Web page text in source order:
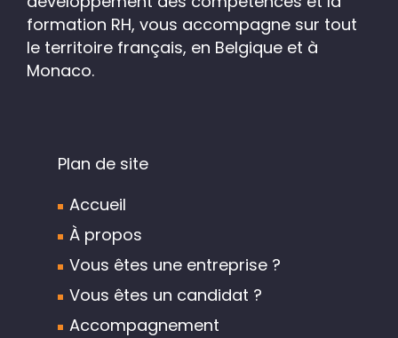
formation RH, vous accompagne sur tout
le territoire français, en Belgique et à
Monaco.
Plan de site
Accueil
À propos
Vous êtes une entreprise ?
Vous êtes un candidat ?
Accompagnement